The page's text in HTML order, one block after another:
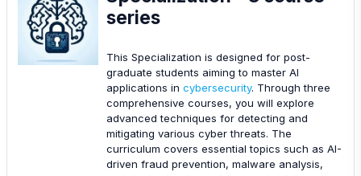
series
This Specialization is designed for post-
graduate students aiming to master AI
applications in cybersecurity. Through three
comprehensive courses, you will explore
advanced techniques for detecting and
mitigating various cyber threats. The
curriculum covers essential topics such as AI-
driven fraud prevention, malware analysis,